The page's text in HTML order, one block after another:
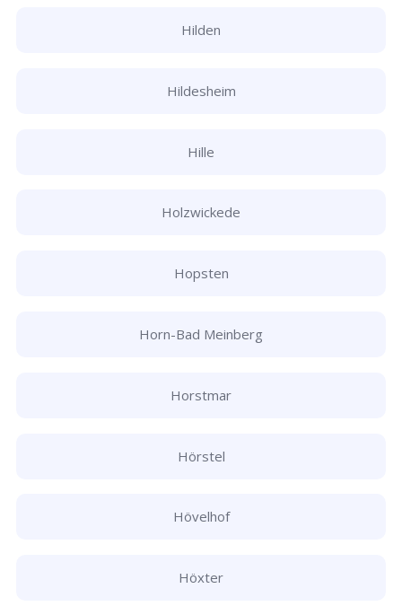
Hilden
Hildesheim
Hille
Holzwickede
Hopsten
Horn-Bad Meinberg
Horstmar
Hörstel
Hövelhof
Höxter